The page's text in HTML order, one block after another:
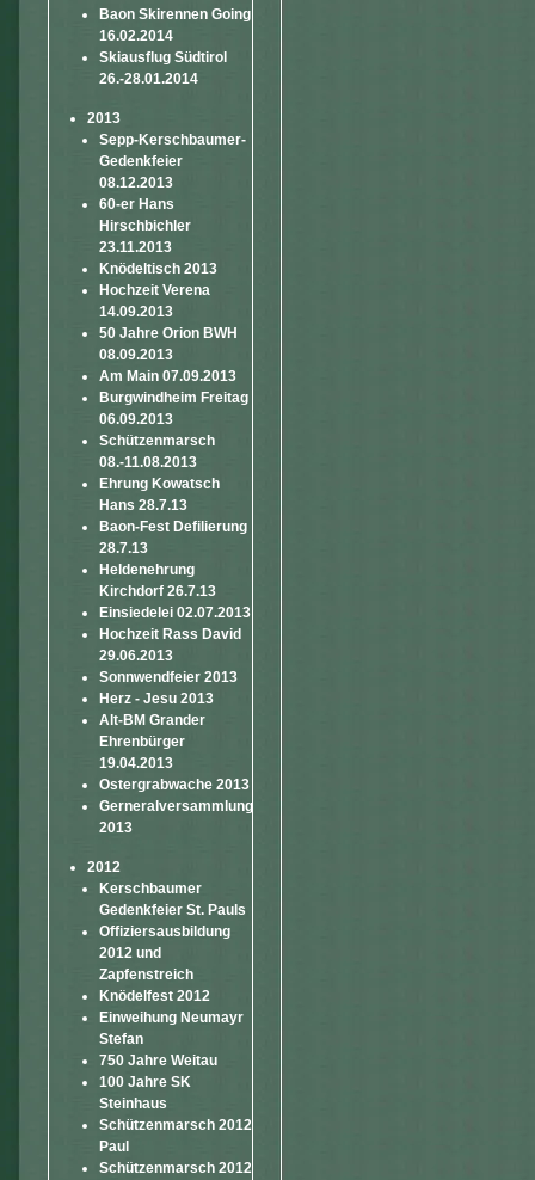
Baon Skirennen Going
16.02.2014
Skiausflug Südtirol
26.-28.01.2014
2013
Sepp-Kerschbaumer-
Gedenkfeier
08.12.2013
60-er Hans
Hirschbichler
23.11.2013
Knödeltisch 2013
Hochzeit Verena
14.09.2013
50 Jahre Orion BWH
08.09.2013
Am Main 07.09.2013
Burgwindheim Freitag
06.09.2013
Schützenmarsch
08.-11.08.2013
Ehrung Kowatsch
Hans 28.7.13
Baon-Fest Defilierung
28.7.13
Heldenehrung
Kirchdorf 26.7.13
Einsiedelei 02.07.2013
Hochzeit Rass David
29.06.2013
Sonnwendfeier 2013
Herz - Jesu 2013
Alt-BM Grander
Ehrenbürger
19.04.2013
Ostergrabwache 2013
Gerneralversammlung
2013
2012
Kerschbaumer
Gedenkfeier St. Pauls
Offiziersausbildung
2012 und
Zapfenstreich
Knödelfest 2012
Einweihung Neumayr
Stefan
750 Jahre Weitau
100 Jahre SK
Steinhaus
Schützenmarsch 2012
Paul
Schützenmarsch 2012